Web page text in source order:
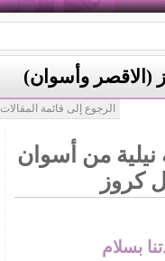
(الاقصر وأسوان)
الرجوع إلى قائمة المقالات
من أسوان
كروز
بسلام